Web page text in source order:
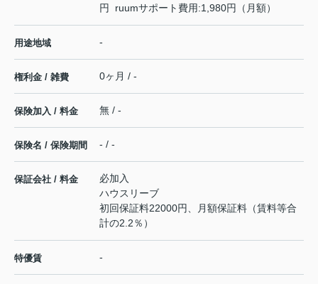
円 ruumサポート費用:1,980円（月額）
用途地域 -
権利金 / 雑費 0ヶ月 / -
保険加入 / 料金 無 / -
保険名 / 保険期間 - / -
保証会社 / 料金
必加入
ハウスリーブ
初回保証料22000円、月額保証料（賃料等合
計の2.2％）
特優賃 -